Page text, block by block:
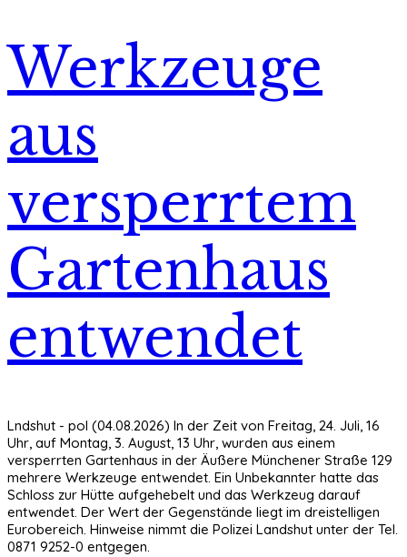
Werkzeuge
aus
versperrtem
Gartenhaus
entwendet
Lndshut - pol (04.08.2026) In der Zeit von Freitag, 24. Juli, 16
Uhr, auf Montag, 3. August, 13 Uhr, wurden aus einem
versperrten Gartenhaus in der Äußere Münchener Straße 129
mehrere Werkzeuge entwendet. Ein Unbekannter hatte das
Schloss zur Hütte aufgehebelt und das Werkzeug darauf
entwendet. Der Wert der Gegenstände liegt im dreistelligen
Eurobereich. Hinweise nimmt die Polizei Landshut unter der Tel.
0871 9252-0 entgegen.